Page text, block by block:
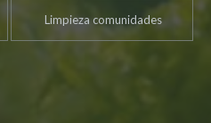
Limpieza comunidades